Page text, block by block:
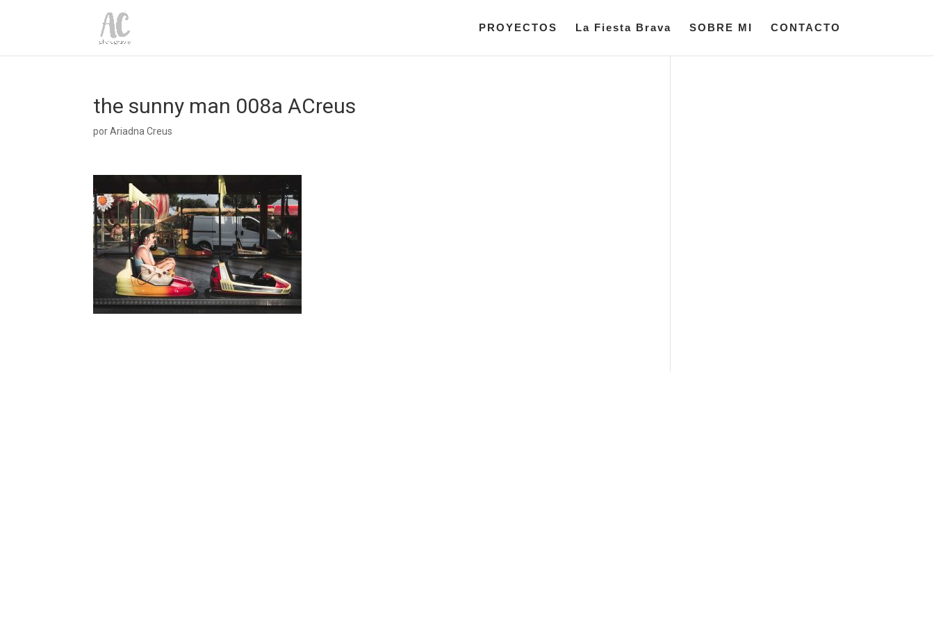
PROYECTOS La Fiesta Brava SOBRE MI CONTACTO
the sunny man 008a ACreus
porAriadna Creus